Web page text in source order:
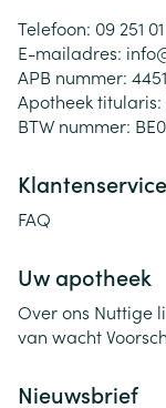
Telefoon: 09 251 01
E-mailadres:
APB nummer:
Apotheek titularis:
BTW nummer:
Klantenservice
FAQ
Uw apotheek
Over ons Nuttige
van wacht
Nieuwsbrief